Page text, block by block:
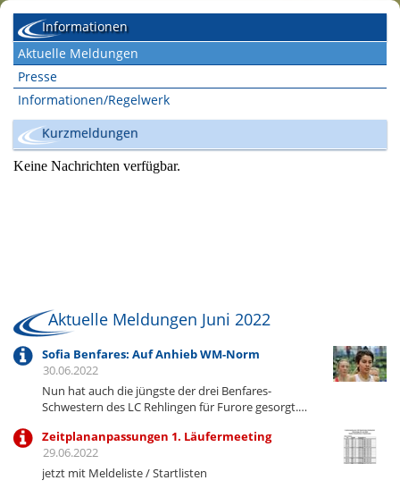
Informationen
Aktuelle Meldungen
Presse
Informationen/Regelwerk
Kurzmeldungen
Aktuelle Meldungen Juni 2022
Sofia Benfares: Auf Anhieb WM-Norm
30.06.2022
Nun hat auch die jüngste der drei Benfares-
Schwestern des LC Rehlingen für Furore gesorgt.…
Zeitplananpassungen 1. Läufermeeting
29.06.2022
jetzt mit Meldeliste / Startlisten